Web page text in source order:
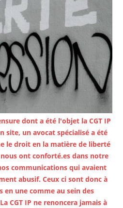
dont a été l'objet la CGT IP
site, un avocat spécialisé a été
le droit en la matière de liberté
ont conforté.es dans notre
communications qui avaient
abusif. Ceux ci sont donc à
en une comme au sein des
CGT IP ne renoncera jamais à